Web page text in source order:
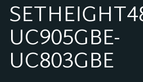
UC905GBE-
UC803GBE